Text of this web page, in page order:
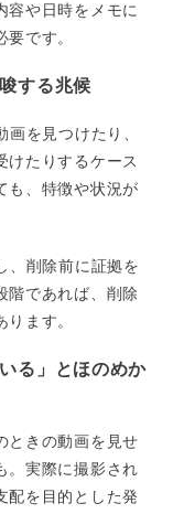
容や日時をメモに
です。
する兆候
を見つけたり、
けたりするケース
も、特徴や状況が
、削除前に証拠を
階であれば、削除
ます。
る」とほのめか
ときの動画を見せ
。実際に撮影され
配を目的とした発